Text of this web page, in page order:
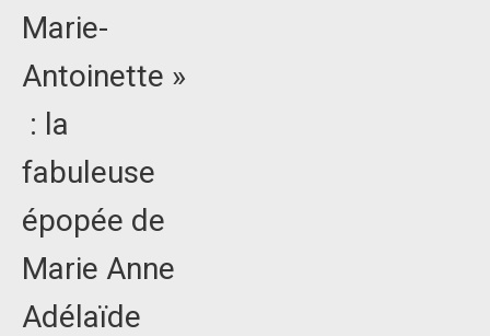
Marie-
Antoinette »
: la
fabuleuse
épopée de
Marie Anne
Adélaïde